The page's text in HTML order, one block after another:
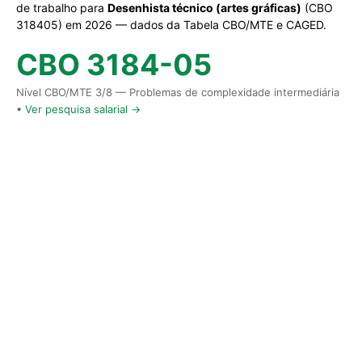
de trabalho para Desenhista técnico (artes gráficas) (CBO
318405) em 2026 — dados da Tabela CBO/MTE e CAGED.
CBO 3184-05
Nível CBO/MTE 3/8 — Problemas de complexidade intermediária
• Ver pesquisa salarial →